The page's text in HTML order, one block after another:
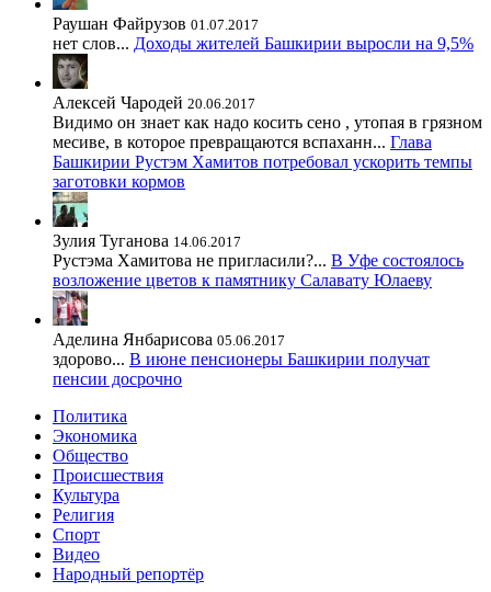
Раушан Файрузов 01.07.2017
нет слов... Доходы жителей Башкирии выросли на 9,5%
Алексей Чародей 20.06.2017
Видимо он знает как надо косить сено , утопая в грязном
месиве, в которое превращаются вспаханн... Глава
Башкирии Рустэм Хамитов потребовал ускорить темпы
заготовки кормов
Зулия Туганова 14.06.2017
Рустэма Хамитова не пригласили?... В Уфе состоялось
возложение цветов к памятнику Салавату Юлаеву
Аделина Янбарисова 05.06.2017
здорово... В июне пенсионеры Башкирии получат
пенсии досрочно
Политика
Экономика
Общество
Происшествия
Культура
Религия
Спорт
Видео
Народный репортёр